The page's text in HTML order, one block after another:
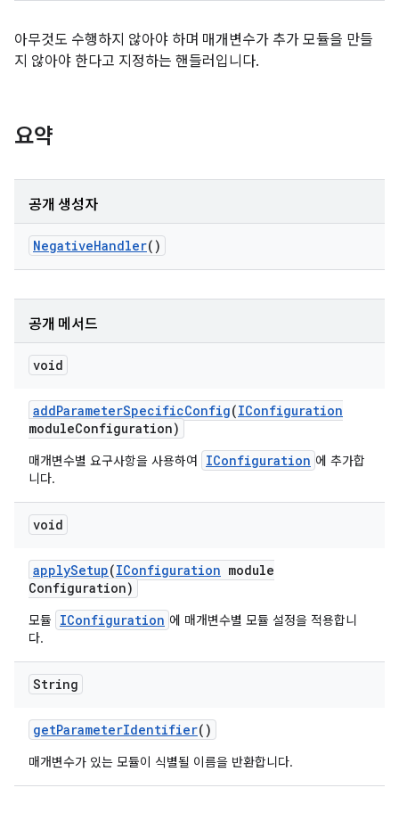
아무것도 수행하지 않아야 하며 매개변수가 추가 모듈을 만들
지 않아야 한다고 지정하는 핸들러입니다.
요약
공개 생성자
NegativeHandler()
공개 메서드
void
addParameterSpecificConfig(IConfiguration
moduleConfiguration)
매개변수별 요구사항을 사용하여 IConfiguration 에 추가합
니다.
void
applySetup(IConfiguration module
Configuration)
모듈 IConfiguration 에 매개변수별 모듈 설정을 적용합니
다.
String
getParameterIdentifier()
매개변수가 있는 모듈이 식별될 이름을 반환합니다.